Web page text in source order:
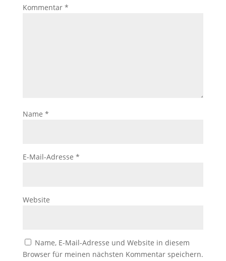
Kommentar *
Name *
E-Mail-Adresse *
Website
Name, E-Mail-Adresse und Website in diesem
Browser für meinen nächsten Kommentar speichern.